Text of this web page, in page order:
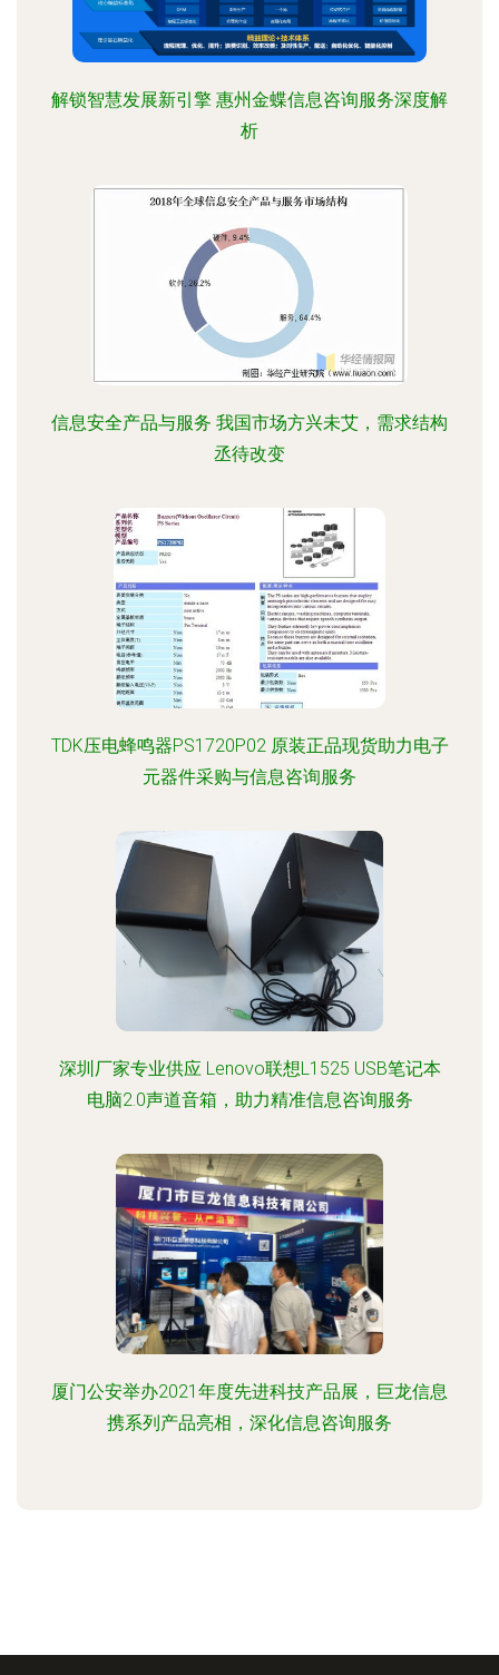
解锁智慧发展新引擎 惠州金蝶信息咨询服务深度解
析
信息安全产品与服务 我国市场方兴未艾，需求结构
丞待改变
TDK压电蜂鸣器PS1720P02 原装正品现货助力电子
元器件采购与信息咨询服务
深圳厂家专业供应 Lenovo联想L1525 USB笔记本
电脑2.0声道音箱，助力精准信息咨询服务
厦门公安举办2021年度先进科技产品展，巨龙信息
携系列产品亮相，深化信息咨询服务